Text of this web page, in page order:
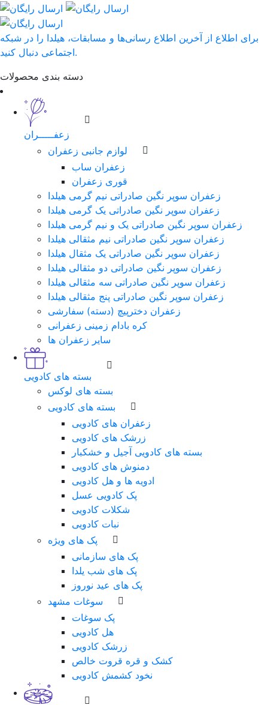
برای اطلاع از آخرین اطلاع رسانی‌ها و مسابقات، هیلدا را در شبکه
اجتماعی دنبال کنید.
دسته بندی محصولات
زعفـــــران
لوازم جانبی زعفران
زعفران ساب
قوری زعفران
زعفران سوپر نگین صادراتی نیم گرمی هیلدا
زعفران سوپر نگین صادراتی یک گرمی هیلدا
زعفران سوپر نگین صادراتی یک و نیم گرمی هیلدا
زعفران سوپر نگین صادراتی نیم مثقالی هیلدا
زعفران سوپر نگین صادراتی یک مثقال هیلدا
زعفران سوپر نگین صادراتی دو مثقالی هیلدا
زعفران سوپر نگین صادراتی سه مثقالی هیلدا
زعفران سوپر نگین صادراتی پنج مثقالی هیلدا
زعفران دخترپیچ (دسته) سفارشی
کره بادام زمینی زعفرانی
سایر زعفران ها
بسته های کادویی
بسته های لوکس
بسته های کادویی
زعفران های کادویی
زرشک های کادویی
بسته های کادویی آجیل و خشکبار
دمنوش های کادویی
ادویه ها و هل کادویی
پک کادویی عسل
شکلات کادویی
نبات کادویی
پک های ویژه
پک های سازمانی
پک های شب یلدا
پک های عید نوروز
سوغات مشهد
پک سوغات
هل کادویی
زرشک کادویی
کشک و قره قروت خالص
نخود کشمش کادویی